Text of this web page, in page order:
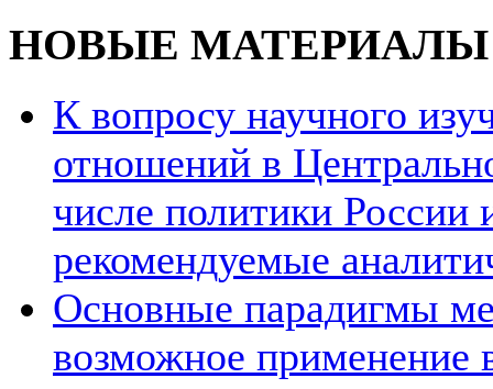
НОВЫЕ МАТЕРИАЛЫ
К вопросу научного
отношений в
числе политики России
рекомендуемые
Основные парадигмы
возможное применение